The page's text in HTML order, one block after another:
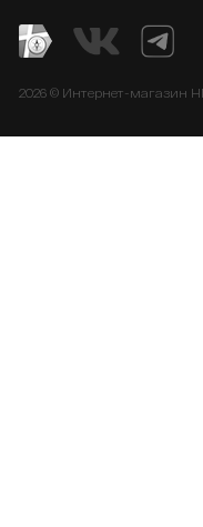
2026 © Интернет-магазин